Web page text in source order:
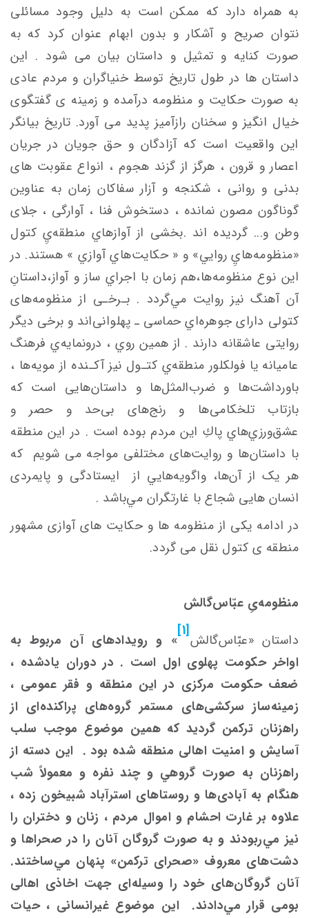
به همراه دارد که ممکن است به دلیل وجود مسائلی
نتوان صریح و آشکار و بدون ابهام عنوان کرد که به
صورت کنایه و تمثیل و داستان بیان می شود . این
داستان ها در طول تاریخ توسط خنیاگران و مردم عادی
به صورت حکایت و منظومه درآمده و زمینه ی گفتگوی
خیال انگیز و سخنان رازآمیز پدید می آورد. تاریخ بیانگر
این واقعیت است که آزادگان و حق جویان در جریان
اعصار و قرون ، هرگز از گزند هجوم ، انواع عقوبت های
بدنی و روانی ، شکنجه و آزار سفاکان زمان به عناوین
گوناگون مصون نمانده ، دستخوش فنا ، آوارگی ، جلای
وطن و... گردیده اند .بخشی از آوازهاي منطقه‌يِ کتول
«منظومه‌هايِ روايي» و « حكايت‌هاي آوازي » هستند. در
این نوع منظومه‌ها،هم زمان با اجراي ساز و آواز،داستانِ
آن آهنگ نیز روايت مي‌گردد . بـرخـی از منظومه‌های
کتولی دارای جوهره‌اي حماسی ـ پهلوانی‌اند و برخی دیگر
روایتی عاشقانه دارند . از همین روي ، درونمايه‌ي فرهنگ
عاميانه يا فولكلور منطقه‌ي ‌کتـول نیز آکـنده از مویه‌ها ،
باورداشت‌ها و ضرب‌المثل‌ها و داستان‌هایی است که
بازتاب تلخکامی‌ها و رنج‌های بی‌حد و حصر و
عشق‌ورزي‌هاي پاكِ این مردم بوده ‌است . در اين منطقه
با داستان‌ها و روایت‌های مختلفی مواجه‌ می شویم که
هر یک از آن‌ها، واگويه‌هايي از ایستادگی و پایمردی
انسان هایی شجاع با غارتگران مي‌باشد .
در ادامه یکی از منظومه ها و حکایت های آوازی مشهور
منطقه ی کتول نقل می گردد.
منظومه‌یِ عبّاس‌گالش
داستان «عبّاس‌گالش[1] » و رویدادهای آن مربوط به
اواخر حکومت پهلوی اول است . در دوران یادشده ،
ضعف حکومت مرکزی در این منطقه و فقر عمومی ،
زمینه‌ساز سرکشی‌های مستمر گروه‌های پراکنده‌ای از
راهزنان ترکمن گردید که همين موضوع موجب سلب
آسایش و امنیت اهالی منطقه شده ‌بود . این دسته از
راهزنان به صورت گروهي و چند نفره و معمولاً شب
هنگام به آبادی‌ها و روستاهای استرآباد شبیخون زده ،
علاوه بر غارت احشام و اموال مردم ، زنان و دختران را
نیز مي‌‌ربودند و به صورت گروگان آنان را در صحراها و
دشت‌های معروف «صحرای ترکمن» پنهان مي‌ساختند.
آنان گروگان‌های خود را وسیله‌ای جهت‌ اخاذی اهالی
‌بومی قرار مي‌دادند. این موضوع غیرانسانی ، حیات